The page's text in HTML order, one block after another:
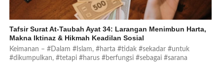
Tafsir Surat At-Taubah Ayat 34: Larangan Menimbun Harta,
Makna Iktinaz & Hikmah Keadilan Sosial
Keimanan – #Dalam #Islam, #harta #tidak #sekadar #untuk
#dikumpulkan, #tetapi #harus #berfungsi #sebagai #sarana